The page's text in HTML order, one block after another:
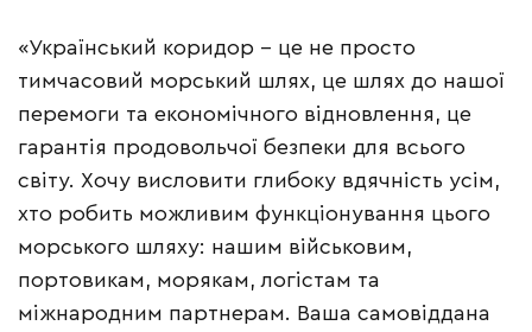
«Український коридор – це не просто
тимчасовий морський шлях, це шлях до нашої
перемоги та економічного відновлення, це
гарантія продовольчої безпеки для всього
світу. Хочу висловити глибоку вдячність усім,
хто робить можливим функціонування цього
морського шляху: нашим військовим,
портовикам, морякам, логістам та
міжнародним партнерам. Ваша самовіддана